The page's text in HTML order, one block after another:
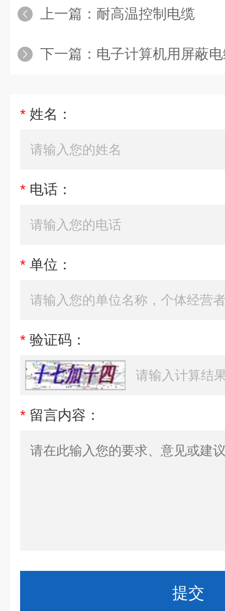
上一篇： 耐高温控制电缆
下一篇： 电子计算机用屏蔽
* 姓名：
* 电话：
* 单位：
* 验证码：
* 留言内容：